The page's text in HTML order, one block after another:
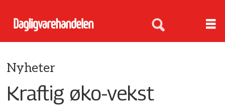
Nyheter
Kraftig øko-vekst